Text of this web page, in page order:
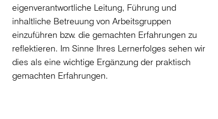
eigenverantwortliche Leitung, Führung und
inhaltliche Betreuung von Arbeitsgruppen
einzuführen bzw. die gemachten Erfahrungen zu
reflektieren. Im Sinne Ihres Lernerfolges sehen wir
dies als eine wichtige Ergänzung der praktisch
gemachten Erfahrungen.